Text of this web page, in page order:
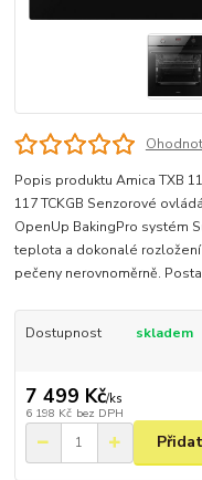
Popis produktu Amica TXB
117 TCKGB Senzorové
OpenUp BakingPro systém
teplota a dokonalé
pečeny nerovnoměrně.
Dostupnost skladem
7 499 Kč/ks
6 198 Kč bez DPH